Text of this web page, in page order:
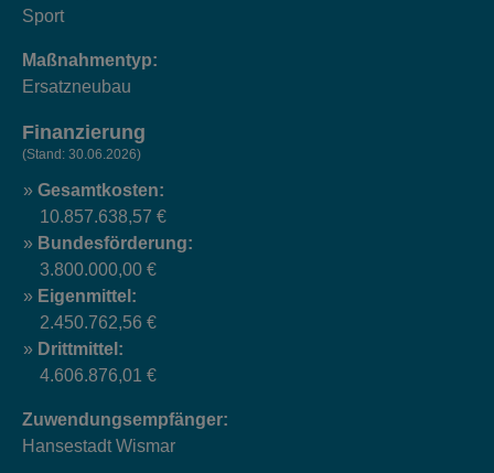
Sport
Maßnahmentyp:
Ersatzneubau
Finanzierung
(Stand: 30.06.2026)
Gesamtkosten:
10.857.638,57 €
Bundesförderung:
3.800.000,00 €
Eigenmittel:
2.450.762,56 €
Drittmittel:
4.606.876,01 €
Zuwendungsempfänger:
Hansestadt Wismar